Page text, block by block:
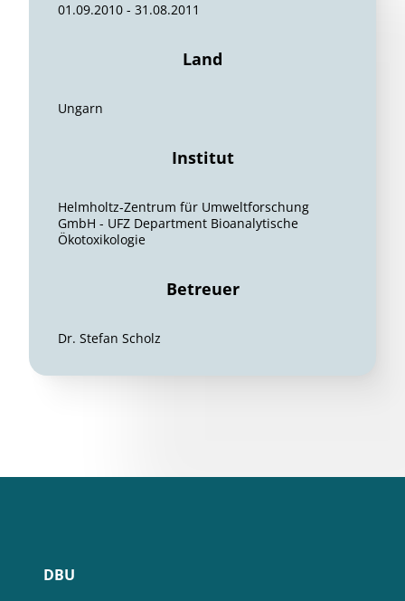
01.09.2010 - 31.08.2011
Land
Ungarn
Institut
Helmholtz-Zentrum für Umweltforschung
GmbH - UFZ Department Bioanalytische
Ökotoxikologie
Betreuer
Dr. Stefan Scholz
DBU